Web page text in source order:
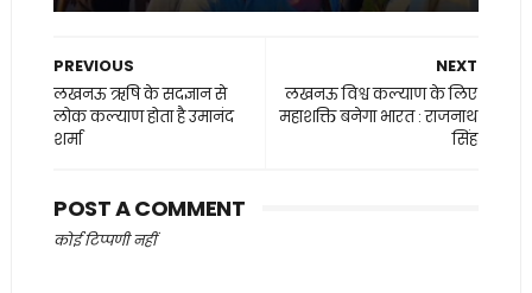
NEXT
लखनऊ विश्व कल्याण के लिए
महाशक्ति बनेगा भारत : राजनाथ
सिंह
PREVIOUS
लखनऊ ऋषि के सदज्ञान से
लोक कल्याण होता है उमानंद
शर्मा
POST A COMMENT
कोई टिप्पणी नहीं